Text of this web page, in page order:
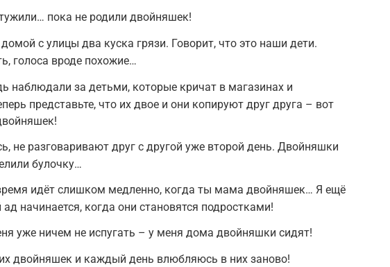
пока не родили двойняшек!
с улицы два куска грязи. Говорит, что это наши дети.
голоса вроде похожие…
наблюдали за детьми, которые кричат в магазинах и
представьте, что их двое и они копируют друг друга – вот
не разговаривают друг с другой уже второй день. Двойняшки
булочку…
идёт слишком медленно, когда ты мама двойняшек… Я ещё
ад начинается, когда они становятся подростками!
уже ничем не испугать – у меня дома двойняшки сидят!
двойняшек и каждый день влюбляюсь в них заново!